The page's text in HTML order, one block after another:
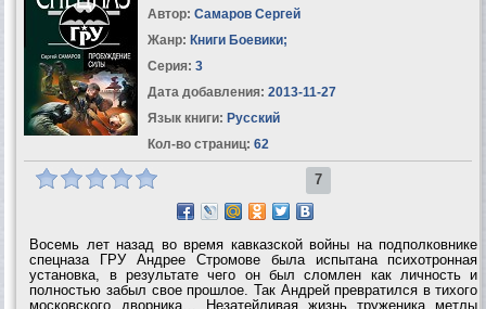
Автор: Самаров Сергей
Жанр: Книги Боевики;
Серия: 3
Дата добавления: 2013-11-27
Язык книги: Русский
Кол-во страниц: 62
7
Восемь лет назад во время кавказской войны на подполковнике
спецназа ГРУ Андрее Стромове была испытана психотронная
установка, в результате чего он был сломлен как личность и
полностью забыл свое прошлое. Так Андрей превратился в тихого
московского дворника… Незатейливая жизнь труженика метлы